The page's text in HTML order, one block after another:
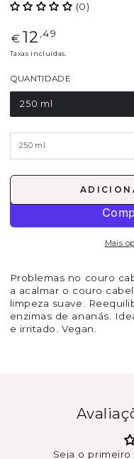
(0)
Preço
regular
€ 12 ,49
Taxas incluídas.
QUANTIDADE
250 ml
Mais
Problemas no couro
a acalmar o couro
limpeza suave.
enzimas de ananás.
e irritado. Vegan.
Seja o